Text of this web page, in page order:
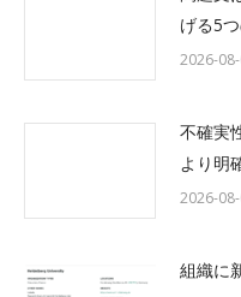
げる5
2026-
不確実
より明
2026-
組織に